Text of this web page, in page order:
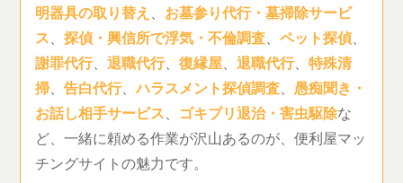
明器具の取り替え 、 お墓参り代行・墓掃除サービ
ス、探偵・興信所で浮気・不倫調査、ペット探偵、
謝罪代行、退職代行、復縁屋、退職代行、特殊清
掃、告白代行、ハラスメント探偵調査、愚痴聞き・
お話し相手サービス、 ゴキブリ退治・害虫駆除な
ど、一緒に頼める作業が沢山あるのが、便利屋マッ
チングサイトの魅力です。